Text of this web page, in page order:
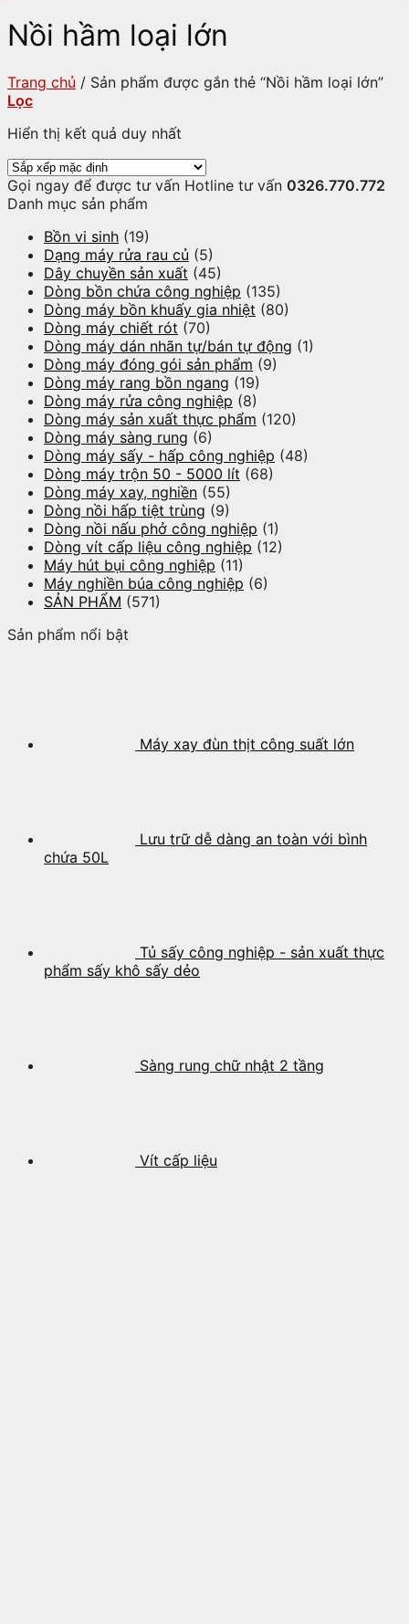
Nồi hầm loại lớn
Trang chủ / Sản phẩm được gắn thẻ “Nồi hầm loại lớn”
Lọc
Hiển thị kết quả duy nhất
Gọi ngay để được tư vấn Hotline tư vấn 0326.770.772
Danh mục sản phẩm
Bồn vi sinh (19)
Dạng máy rửa rau củ (5)
Dây chuyền sản xuất (45)
Dòng bồn chứa công nghiệp (135)
Dòng máy bồn khuấy gia nhiệt (80)
Dòng máy chiết rót (70)
Dòng máy dán nhãn tự/bán tự động (1)
Dòng máy đóng gói sản phẩm (9)
Dòng máy rang bồn ngang (19)
Dòng máy rửa công nghiệp (8)
Dòng máy sản xuất thực phẩm (120)
Dòng máy sàng rung (6)
Dòng máy sấy - hấp công nghiệp (48)
Dòng máy trộn 50 - 5000 lít (68)
Dòng máy xay, nghiền (55)
Dòng nồi hấp tiệt trùng (9)
Dòng nồi nấu phở công nghiệp (1)
Dòng vít cấp liệu công nghiệp (12)
Máy hút bụi công nghiệp (11)
Máy nghiền búa công nghiệp (6)
SẢN PHẨM (571)
Sản phẩm nổi bật
Máy xay đùn thịt công suất lớn
Lưu trữ dễ dàng an toàn với bình
chứa 50L
Tủ sấy công nghiệp - sản xuất thực
phẩm sấy khô sấy dẻo
Sàng rung chữ nhật 2 tầng
Vít cấp liệu